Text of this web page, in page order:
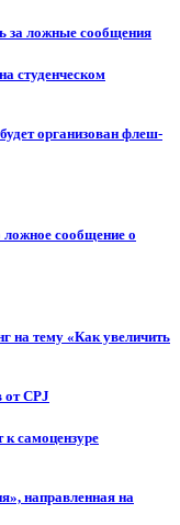
за ложные сообщения
студенческом
организован флеш-
ложное сообщение о
на тему «Как увеличить
от CPJ
самоцензуре
направленная на